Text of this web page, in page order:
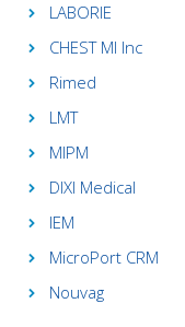
LABORIE
CHEST MI Inc
Rimed
LMT
MIPM
DIXI Medical
IEM
MicroPort CRM
Nouvag